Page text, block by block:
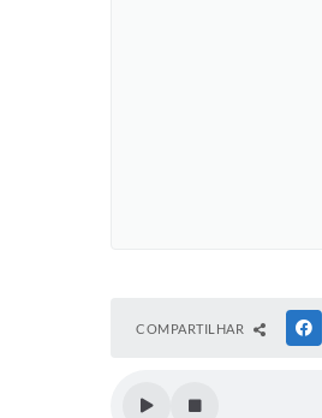
COMPARTILHAR